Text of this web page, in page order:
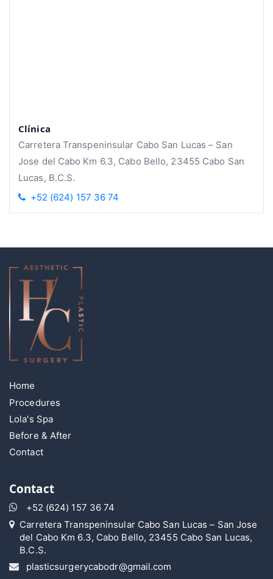
Clínica
Carretera Transpeninsular Cabo San Lucas – San
Jose del Cabo Km 6.3, Cabo Bello, 23455 Cabo San
Lucas, B.C.S.
+52 (624) 157 36 74
Home
Procedures
Lola's Spa
Before & After
Contact
Contact
+52 (624) 157 36 74
Carretera Transpeninsular Cabo San Lucas – San Jose
del Cabo Km 6.3, Cabo Bello, 23455 Cabo San Lucas,
B.C.S.
plasticsurgerycabodr@gmail.com